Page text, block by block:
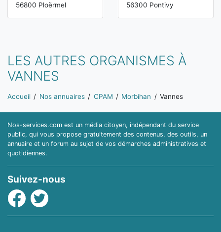
56800 Ploërmel
56300 Pontivy
LES AUTRES ORGANISMES À
VANNES
Vous êtes ici:
Accueil Nos annuaires CPAM Morbihan Vannes
Nos-services.com est un média citoyen, indépendant du service
public, qui vous propose gratuitement des contenus, des outils, un
annuaire et un forum au sujet de vos démarches administratives et
quotidiennes.
Suivez-nous
Facebook
Twitter